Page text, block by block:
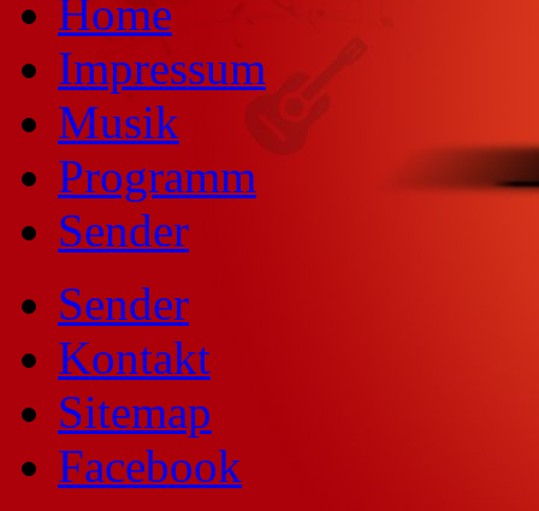
Home
Impressum
Musik
Programm
Sender
Sender
Kontakt
Sitemap
Facebook